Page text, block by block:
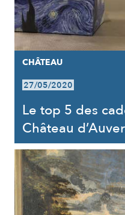
CHÂTEAU
27/05/2020
Le top 5 des
Château